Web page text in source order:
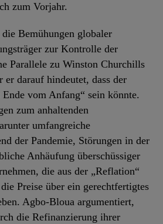
zum Vorjahr.
Bemühungen globaler
zur Kontrolle der
Parallele zu Winston Churchills
er darauf hindeutet, dass der
vom Anfang“ sein könnte.
zum anhaltenden
umfangreiche
der Pandemie, Störungen in der
Anhäufung überschüssiger
die aus der „Reflation“
Preise über ein gerechtfertigtes
Agbo-Bloua argumentiert,
die Refinanzierung ihrer